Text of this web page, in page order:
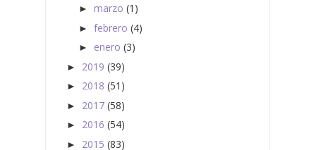
► marzo (1)
► febrero (4)
► enero (3)
► 2019 (39)
► 2018 (51)
► 2017 (58)
► 2016 (54)
► 2015 (83)